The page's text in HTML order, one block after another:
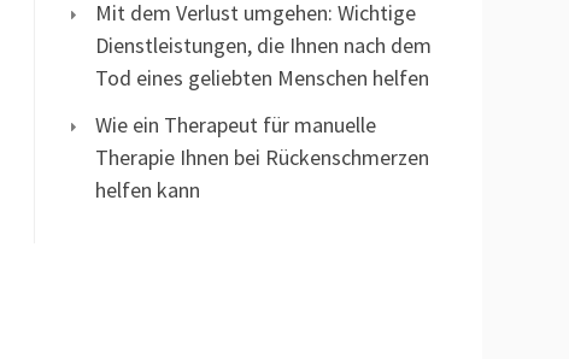
Mit dem Verlust umgehen: Wichtige
Dienstleistungen, die Ihnen nach dem
Tod eines geliebten Menschen helfen
Wie ein Therapeut für manuelle
Therapie Ihnen bei Rückenschmerzen
helfen kann